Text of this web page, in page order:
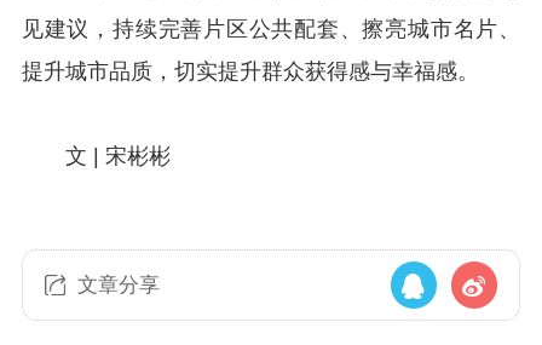
见建议，持续完善片区公共配套、擦亮城市名片、
提升城市品质，切实提升群众获得感与幸福感。
文 | 宋彬彬
文章分享